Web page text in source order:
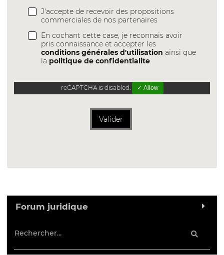
J'accepte de recevoir des propositions
commerciales de nos partenaires
En cochant cette case, je reconnais avoir
pris connaissance et accepter les
conditions générales d'utilisation ainsi que
la politique de confidentialite
reCAPTCHA is disabled. ✓ Allow
Valider
Forum juridique